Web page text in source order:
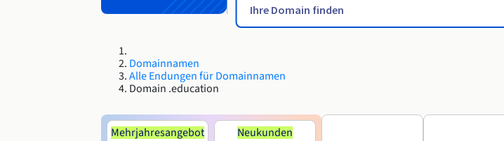
Domainnamen
Alle Endungen für Domainnamen
Domain .education
Mehrjahresangebot
Neukunden